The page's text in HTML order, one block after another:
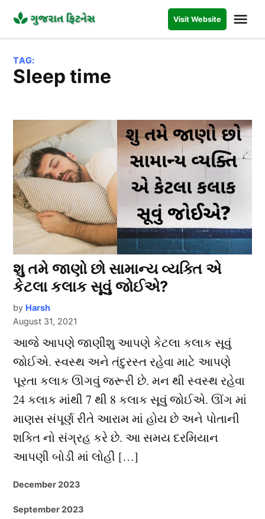
content
FITNESS
Visit Website
TAG:
sleep time
શુ તમે જાણો છો સામાન્ય વ્યક્તિ એ
કેટલા કલાક સૂવું જોઈએ?
by Harsh
August 31, 2021
આજે આપણે જાણીશુ આપણે કેટલા કલાક સૂવું
જોઈએ. સ્વસ્થ અને તંદુરસ્ત રહેવા માટે આપણે
પૂરતા કલાક ઊગવું જરૂરી છે. મન થી સ્વસ્થ રહેવા
24 કલાક માંથી 7 થી 8 કલાક સૂવું જોઈએ. ઊંગ માં
માણસ સંપૂર્ણ રીતે આરામ માં હોય છે અને પોતાની
શક્તિ નો સંગ્રહ કરે છે. આ સમય દરમિયાન
આપણી બોડી માં લોહી […]
December 2023
September 2023